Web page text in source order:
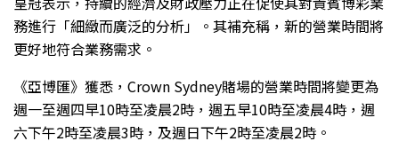
務進行「細緻而廣泛的分析」。其補充稱，新的營業時間將
更好地符合業務需求。
《亞博匯》獲悉，Crown Sydney賭場的營業時間將變更為
週一至週四早10時至凌晨2時，週五早10時至凌晨4時，週
六下午2時至凌晨3時，及週日下午2時至凌晨2時。